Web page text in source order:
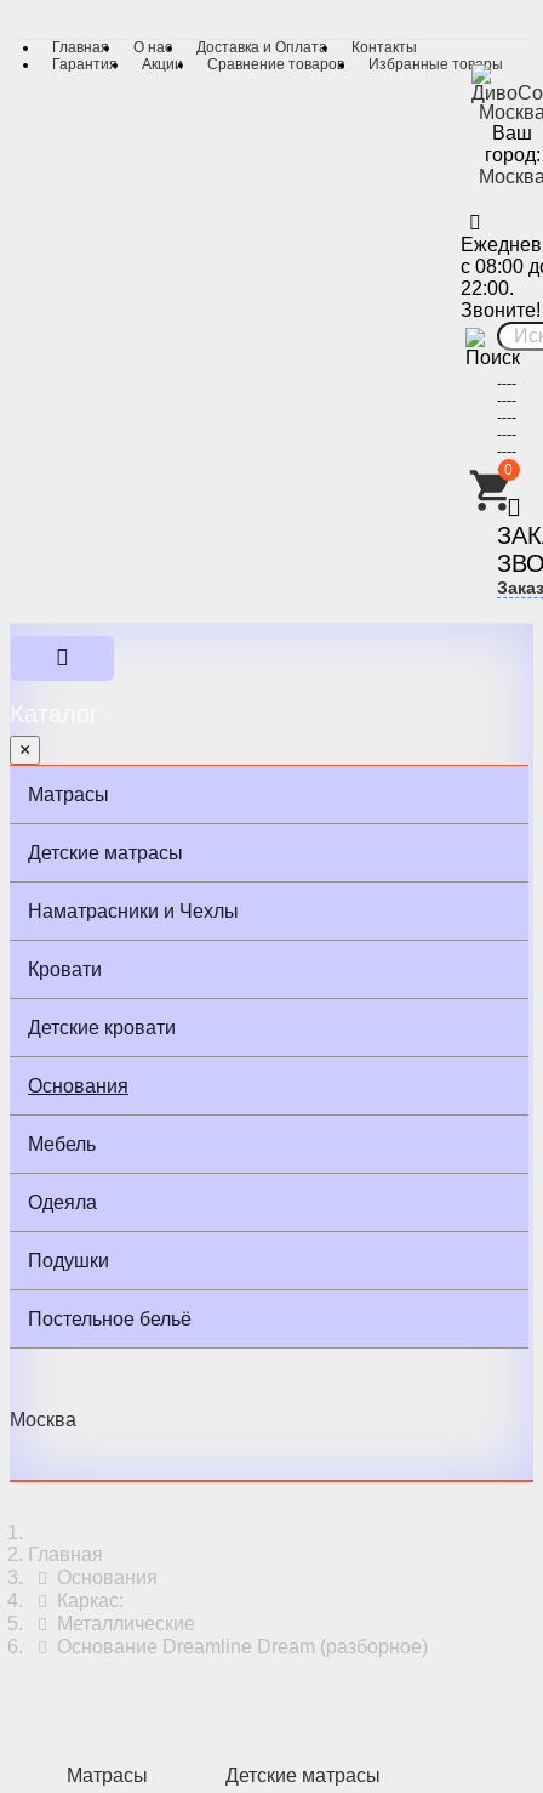
Главная О нас Доставка и Оплата
Контакты
Гарантия
Акции Сравнение товаров Избранные товары
Ваш
город:
с 08:00
22:00.
Звоните!
----
----
----
----
----
----
0
Каталог
×
Матрасы
Детские матрасы
Наматрасники и Чехлы
Кровати
Детские кровати
Основания
Мебель
Одеяла
Подушки
Постельное бельё
Москва
Главная
Основания
Каркас:
Металлические
Основание Dreamline Dream (разборное)
Матрасы Детские матрасы